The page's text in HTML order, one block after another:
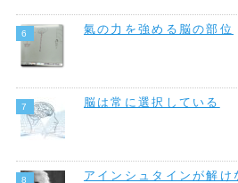
氣の力を強める脳の部位
脳は常に選択している
アインシュタインが解け